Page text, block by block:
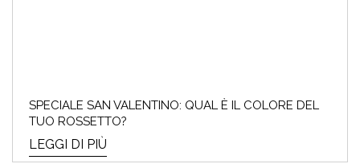
SPECIALE SAN VALENTINO: QUAL È IL COLORE DEL
TUO ROSSETTO?
LEGGI DI PIÙ